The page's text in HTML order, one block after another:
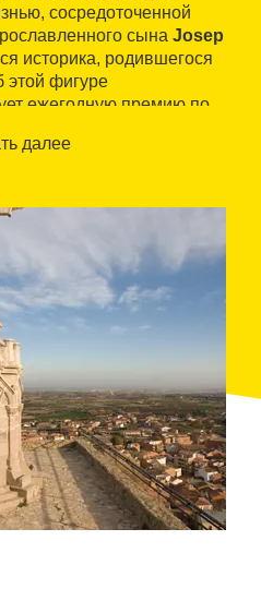
сосредоточенной
сына Josep
историка, родившегося
этой фигуре
ежегодную премию по
конференции по
далее